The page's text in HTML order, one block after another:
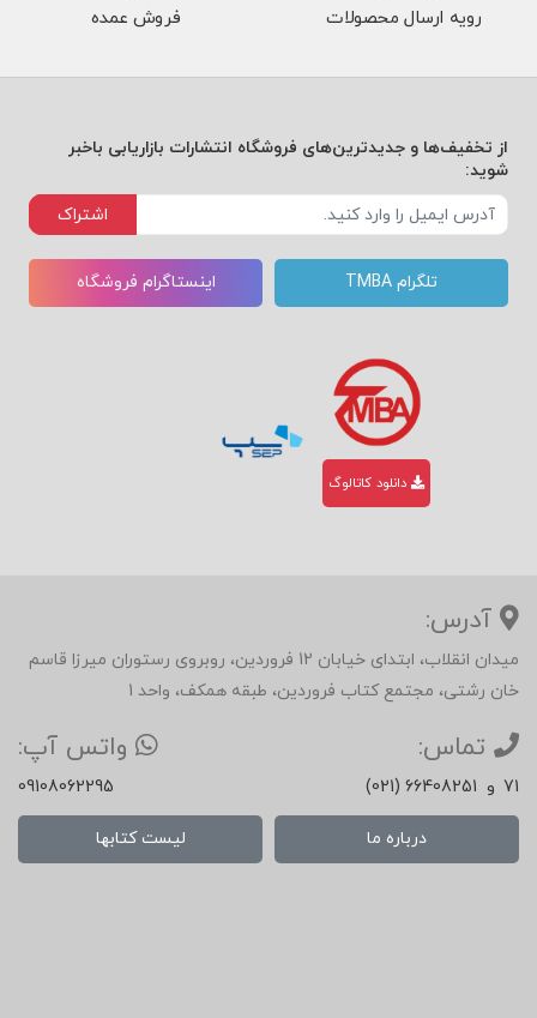
رویه ارسال محصولات فروش عمده
از تخفیف‌ها و جدیدترین‌های فروشگاه انتشارات بازاریابی باخبر
شوید:
اشتراک
تلگرام TMBA اینستاگرام فروشگاه
دانلود کاتالوگ
آدرس:
میدان انقلاب، ابتدای خیابان 12 فروردین، روبروی رستوران میرزا قاسم
خان رشتی، مجتمع کتاب فروردین، طبقه همکف، واحد 1
تماس:
(021) 66408251 و 71
واتس آپ:
09108062295
درباره ما لیست کتابها